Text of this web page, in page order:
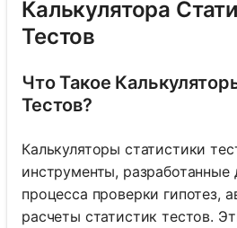
Калькулятора
Тестов
Что Такое
Тестов?
Калькуляторы статистики
инструменты,
процесса проверки гипотез,
расчеты статистик тестов.